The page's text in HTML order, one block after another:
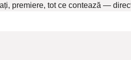
premiere, tot ce contează —